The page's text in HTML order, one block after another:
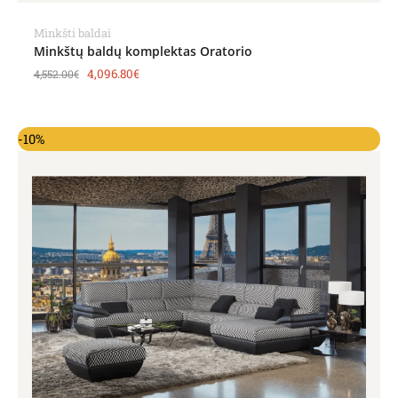
Minkšti baldai
Minkštų baldų komplektas Oratorio
4,552.00€ 4,096.80€
-10%
price
4,234.00€.
price
3,810.60€.